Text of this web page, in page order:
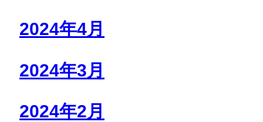
2024年4月
2024年3月
2024年2月